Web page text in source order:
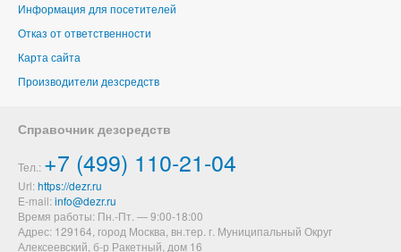
Информация для посетителей
Отказ от ответственности
Карта сайта
Производители дезсредств
Справочник дезсредств
Тел.: +7 (499) 110-21-04
Url: https://dezr.ru
E-mail:
Время работы: Пн.-Пт. — 9:00-18:00
Адрес: 129164, город Москва, вн.тер. г. Муниципальный Округ
Алексеевский б-р Ракетный, дом 16